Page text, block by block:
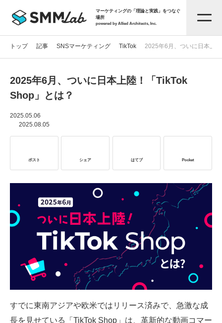
マーケティングの「理論と実践」をつなぐ
場所
powered by Allied Architects, Inc.
記事一覧
SMMLabについて
トップ 記事 SNSマーケティング TikTok 2025年6月、ついに日本上
2025年6月、ついに日本上陸！「TikTok
Shop」とは？
2025.05.06
2025.08.05
ポスト シェア はてブ Pocket
すでに東南アジアや欧米ではリリース済みで、急激な成
長を見せている「TikTok Shop」は、革新的な動画コマー